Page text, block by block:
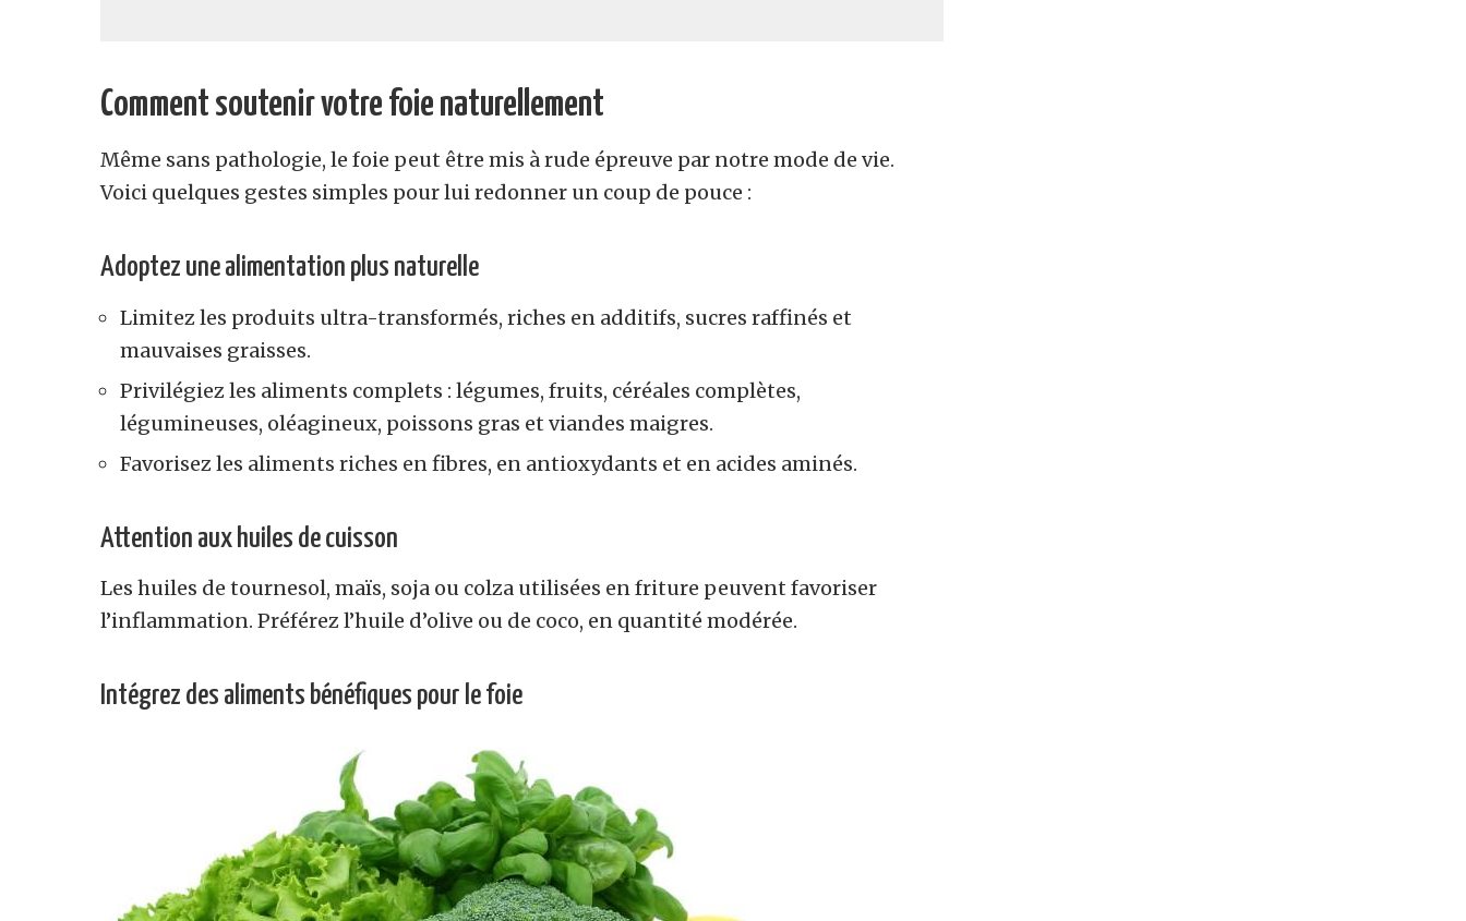
Comment soutenir votre foie naturellement
Même sans pathologie, le foie peut être mis à rude épreuve par notre mode de vie.
Voici quelques gestes simples pour lui redonner un coup de pouce :
Adoptez une alimentation plus naturelle
Limitez les produits ultra-transformés, riches en additifs, sucres raffinés et
mauvaises graisses.
Privilégiez les aliments complets : légumes, fruits, céréales complètes,
légumineuses, oléagineux, poissons gras et viandes maigres.
Favorisez les aliments riches en fibres, en antioxydants et en acides aminés.
Attention aux huiles de cuisson
Les huiles de tournesol, maïs, soja ou colza utilisées en friture peuvent favoriser
l’inflammation. Préférez l’huile d’olive ou de coco, en quantité modérée.
Intégrez des aliments bénéfiques pour le foie